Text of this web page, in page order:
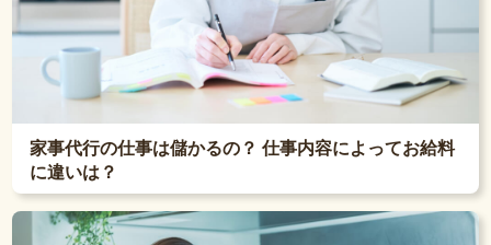
家事代行の仕事は儲かるの？ 仕事内容によってお給料
に違いは？